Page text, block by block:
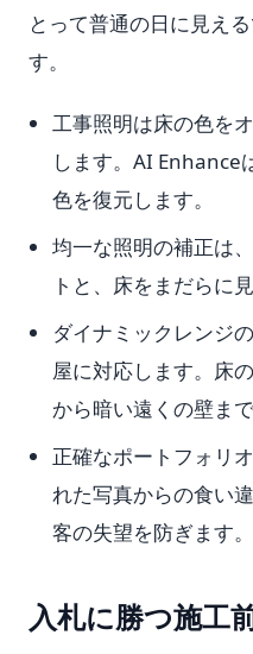
とって普通の日に見え
す。
工事照明は床の色を
します。AI Enhance
色を復元します。
均一な照明の補正は
トと、床をまだらに
ダイナミックレンジ
屋に対応します。床
から暗い遠くの壁まで
正確なポートフォリ
れた写真からの食い
客の失望を防ぎます。
入札に勝つ施工